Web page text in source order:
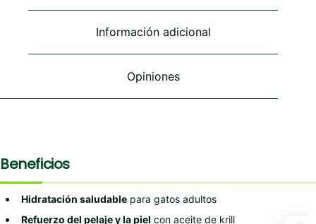
elegir
página
elegir
la
página
producto
elegir
página
Información adicional
Opiniones
Beneficios
Hidratación saludable para gatos adultos
Refuerzo del pelaje y la piel con aceite de krill